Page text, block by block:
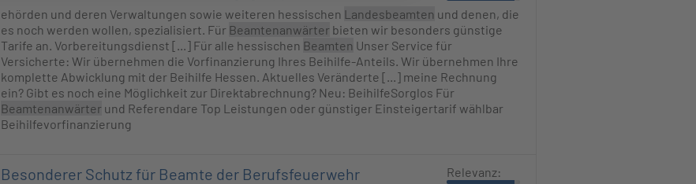
ehörden und deren Verwaltungen sowie weiteren hessischen Landesbeamten und denen, die
es noch werden wollen, spezialisiert. Für Beamtenanwärter bieten wir besonders günstige
Tarife an. Vorbereitungsdienst [...] Für alle hessischen Beamten Unser Service für
Versicherte: Wir übernehmen die Vorfinanzierung Ihres Beihilfe-Anteils. Wir übernehmen Ihre
komplette Abwicklung mit der Beihilfe Hessen. Aktuelles Veränderte [...] meine Rechnung
ein? Gibt es noch eine Möglichkeit zur Direktabrechnung? Neu: BeihilfeSorglos Für
Beamtenanwärter und Referendare Top Leistungen oder günstiger Einsteigertarif wählbar
Beihilfevorfinanzierung
Besonderer Schutz für Beamte der Berufsfeuerwehr
Relevanz: